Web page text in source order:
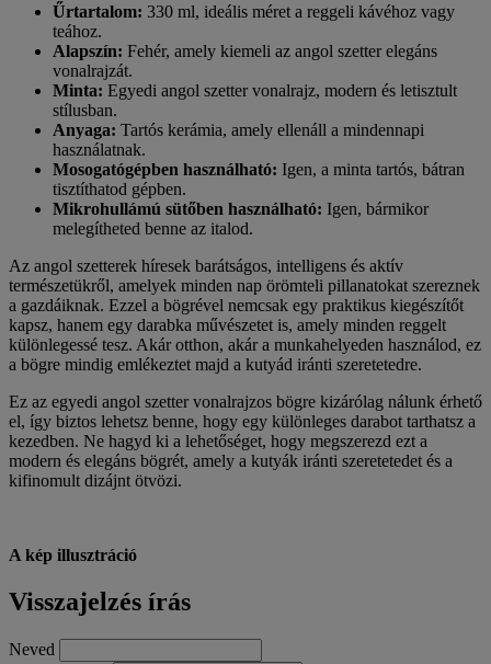
Űrtartalom: 330 ml, ideális méret a reggeli kávéhoz vagy
teához.
Alapszín: Fehér, amely kiemeli az angol szetter elegáns
vonalrajzát.
Minta: Egyedi angol szetter vonalrajz, modern és letisztult
stílusban.
Anyaga: Tartós kerámia, amely ellenáll a mindennapi
használatnak.
Mosogatógépben használható: Igen, a minta tartós, bátran
tisztíthatod gépben.
Mikrohullámú sütőben használható: Igen, bármikor
melegítheted benne az italod.
Az angol szetterek híresek barátságos, intelligens és aktív
természetükről, amelyek minden nap örömteli pillanatokat szereznek
a gazdáiknak. Ezzel a bögrével nemcsak egy praktikus kiegészítőt
kapsz, hanem egy darabka művészetet is, amely minden reggelt
különlegessé tesz. Akár otthon, akár a munkahelyeden használod, ez
a bögre mindig emlékeztet majd a kutyád iránti szeretetedre.
Ez az egyedi angol szetter vonalrajzos bögre kizárólag nálunk érhető
el, így biztos lehetsz benne, hogy egy különleges darabot tarthatsz a
kezedben. Ne hagyd ki a lehetőséget, hogy megszerezd ezt a
modern és elegáns bögrét, amely a kutyák iránti szeretetedet és a
kifinomult dizájnt ötvözi.
A kép illusztráció
Visszajelzés írás
Neved